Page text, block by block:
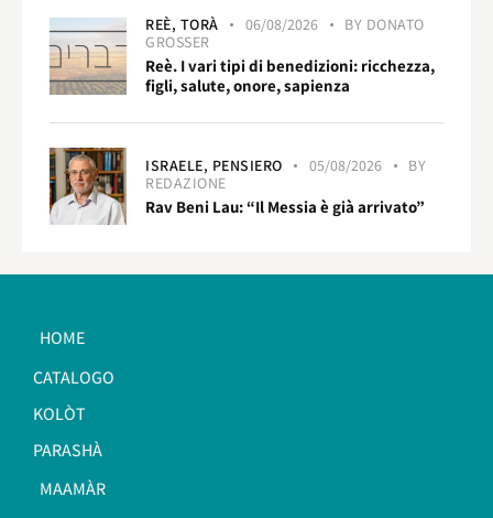
REÈ, TORÀ 06/08/2026 BY DONATO
GROSSER
Reè. I vari tipi di benedizioni: ricchezza,
figli, salute, onore, sapienza
ISRAELE, PENSIERO 05/08/2026
BY
REDAZIONE
Rav Beni Lau: “Il Messia è già arrivato”
HOME
CATALOGO
KOLÒT
PARASHÀ
MAAMÀR